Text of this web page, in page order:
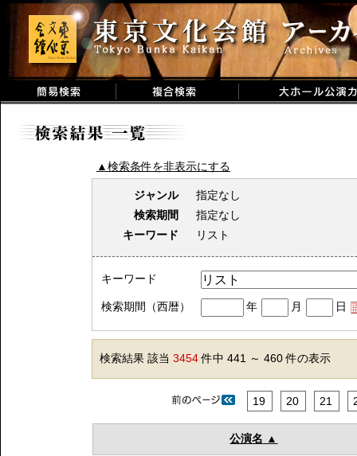
▲検索条件を非表示にする
ジャンル
指定なし
検索期間
指定なし
キーワード
リスト
キーワード
検索期間（西暦） 年 月 日
検索結果 該当3454件中 441 ～ 460 件の表示
19 20 21
公演名